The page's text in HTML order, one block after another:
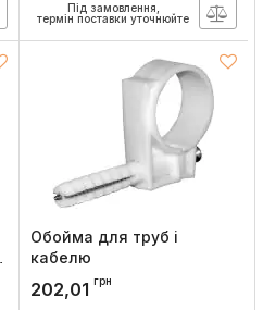
Артикул:m0060036
Під замовлення,
термін поставки уточнюйте
Обойма для труб і
кабелю
e.holder.stand.32.34,
d=32-34мм (25 шт),
202,01 грн